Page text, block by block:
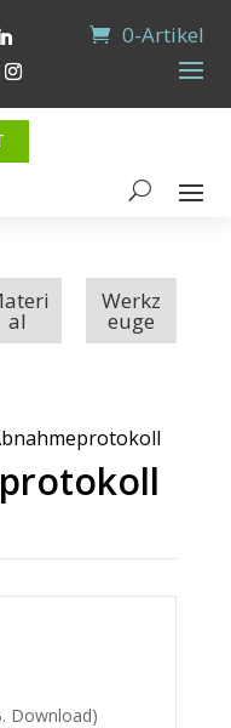
0-Artikel
al
Werkz
euge
Download)